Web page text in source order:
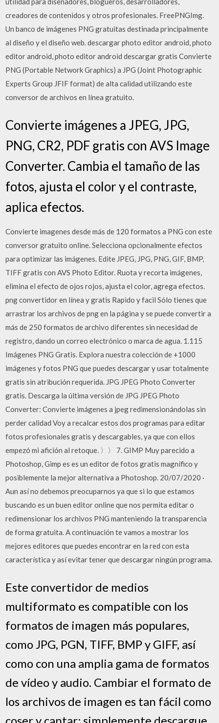
creadores de contenidos y otros profesionales. FreePNGImg.
Un banco de imágenes PNG gratuitas destinada principalmente
al diseño y el diseño web. descargar photo editor android, photo
editor android, photo editor android descargar gratis Convierte
PNG (Portable Network Graphics) a JPG (Joint Photographic
Experts Group JFIF format) de alta calidad utilizando este
conversor de archivos en línea gratuito.
Convierte imágenes a JPEG, JPG,
PNG, CR2, PDF gratis con AVS Image
Converter. Cambia el tamaño de las
fotos, ajusta el color y el contraste,
aplica efectos.
Convierte imagenes desde más de 120 formatos a PNG con este
conversor gratuito online. Selecciona opcionalmente efectos
para optimizar las imágenes. Edite JPEG, JPG, PNG, GIF, BMP,
TIFF gratis con AVS Photo Editor. Ruota y recorta imágenes,
elimina el efecto de ojos rojos, ajusta el color, agrega efectos.
png convertidor en línea y gratis Rapido y facil Sólo tienes que
arrastrar los archivos de png en la página y se puede convertir a
más de 250 formatos de archivo diferentes sin necesidad de
registro, dando un correo electrónico o marca de agua. 1.115
Imágenes PNG Gratis. Explora nuestra colección de +1000
imágenes y fotos PNG que puedes descargar y usar totalmente
gratis sin atribución requerida. JPG JPEG Photo Converter
gratis. Descarga la última versión de JPG JPEG Photo
Converter: Convierte imágenes a jpeg redimensionándolas sin
perder calidad Voy a recalcar estos dos programas para editar
fotos profesionales gratis y descargables, ya que con ellos
empezó mi afición al retoque. 〉〉 7. GIMP Muy parecido a
Photoshop, Gimp es es un editor de fotos gratis magnífico y
posiblemente la mejor alternativa a Photoshop. 20/07/2020 ·
Aun así no debemos preocuparnos ya que si lo que estamos
buscando es un buen editor online que nos permita editar o
redimensionar los archivos PNG manteniendo la transparencia
de forma gratuita. A continuación te vamos a mostrar los
mejores editores que puedes encontrar en la red con esta
característica y así evitar tener que descargar ningún programa.
Este convertidor de medios
multiformato es compatible con los
formatos de imagen más populares,
como JPG, PGN, TIFF, BMP y GIFF, así
como con una amplia gama de formatos
de vídeo y audio. Cambiar el formato de
los archivos de imagen es tan fácil como
coser y cantar; simplemente descargue